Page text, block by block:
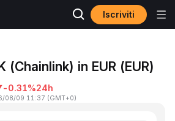
Iscriviti
(Chainlink) in EUR (EUR)
-0.31%24h
08/09 11:37 (GMT+0)